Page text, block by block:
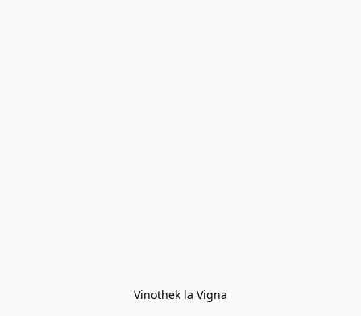
Vinothek la Vigna